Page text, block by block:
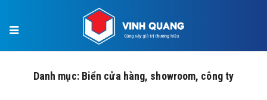
Danh mục: Biển cửa hàng, showroom, công ty